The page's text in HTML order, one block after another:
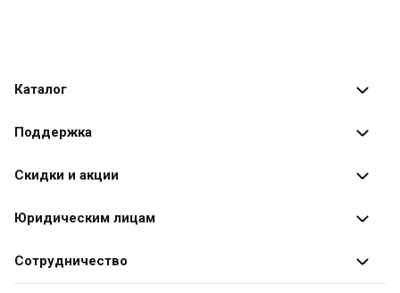
Каталог
Каталог программ
Поддержка
Оплата заказов
Доставка заказа
Помощь
Скидки и акции
Специальные
Юридическим лицам
Продажа программ юридическим лицам
О лицензировании программного обеспечения
Сотрудничество